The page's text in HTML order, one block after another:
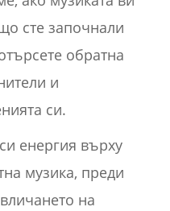
сте започнали
обратна
и
си.
енергия върху
музика, преди
на